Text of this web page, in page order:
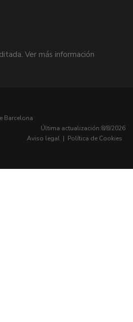
Barcelona
Última actualización:8/8/2026
Aviso legal | Política de Cookies